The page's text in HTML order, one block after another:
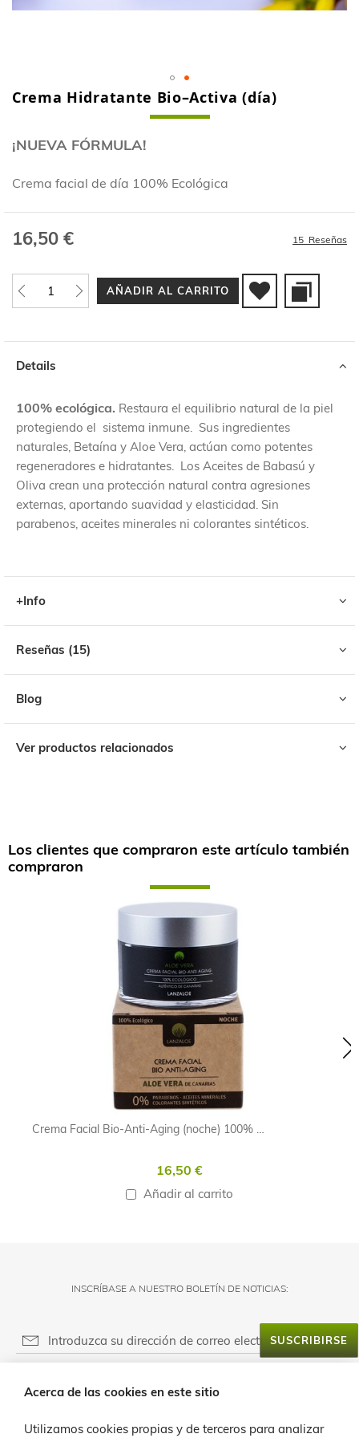
Crema Hidratante Bio–Activa (día)
¡NUEVA FÓRMULA!
Crema facial de día 100% Ecológica
16,50 € 15 Reseñas
AÑADIR AL CARRITO
Saltar
de
galería
imágenes
Details
100% ecológica. Restaura el equilibrio natural de la piel
protegiendo el sistema inmune. Sus ingredientes
naturales, Betaína y Aloe Vera, actúan como potentes
regeneradores e hidratantes. Los Aceites de Babasú y
Oliva crean una protección natural contra agresiones
externas, aportando suavidad y elasticidad. Sin
parabenos, aceites minerales ni colorantes sintéticos.
+Info
Reseñas 15
Blog
Ver productos relacionados
Los clientes que compraron este artículo también
compraron
Crema Facial Bio-Anti-Aging (noche) 100% ECOLÓGICA
16,50 €
Añadir al carrito
INSCRÍBASE A NUESTRO BOLETÍN DE NOTICIAS:
FINALIDAD:
LEGITIMACIÓN:
SUSCRIBIRSE
Acerca de las cookies en este sitio
Utilizamos cookies propias y de terceros para analizar